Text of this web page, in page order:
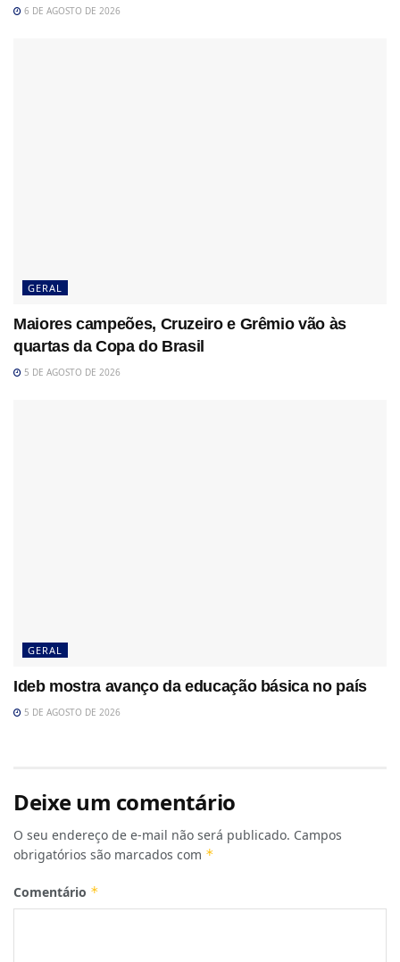
6 DE AGOSTO DE 2026
GERAL
Maiores campeões, Cruzeiro e Grêmio vão às
quartas da Copa do Brasil
5 DE AGOSTO DE 2026
GERAL
Ideb mostra avanço da educação básica no país
5 DE AGOSTO DE 2026
Deixe um comentário
O seu endereço de e-mail não será publicado. Campos
obrigatórios são marcados com *
Comentário *